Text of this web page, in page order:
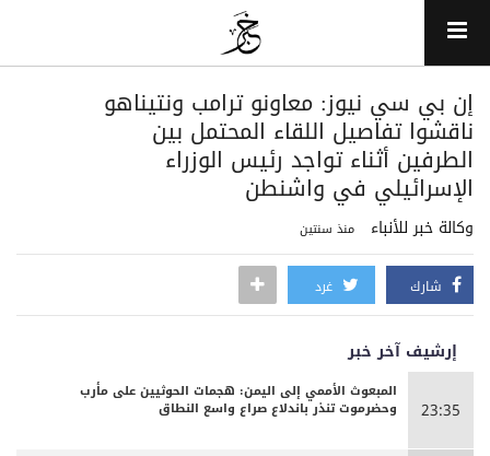
إن بي سي نيوز: معاونو ترامب ونتيناهو
ناقشوا تفاصيل اللقاء المحتمل بين
الطرفين أثناء تواجد رئيس الوزراء
الإسرائيلي في واشنطن
وكالة خبر للأنباء منذ سنتين
شارك غرد
إرشيف آخر خبر
23:35
المبعوث الأممي إلى اليمن: هجمات الحوثيين على مأرب
وحضرموت تنذر باندلاع صراع واسع النطاق